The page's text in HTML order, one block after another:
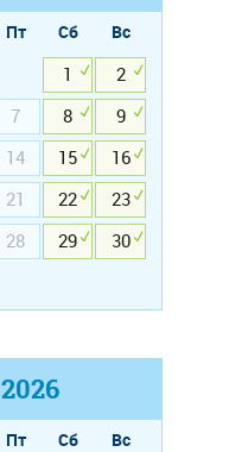
Пт Сб
Вс
1
2
7 8
9
14 15
16
21 22
23
28 29
30
2026
Пт Сб
Вс